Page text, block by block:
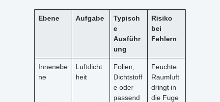
Ebene Aufgabe
Typisch
e
Ausführ
ung
Risiko
bei
Fehlern
Innenebe
ne
Luftdicht
heit
Folien,
Dichtstoff
e oder
passend
Feuchte
Raumluft
dringt in
die Fuge